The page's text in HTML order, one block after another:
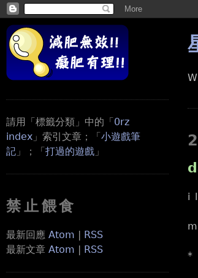
請用「標籤分類」中的「0rz
index 」索引文章；「小遊戲筆
記 」；「打過的遊戲 」
禁止餵食
最新回應 Atom | RSS
最新文章 Atom | RSS
i
*